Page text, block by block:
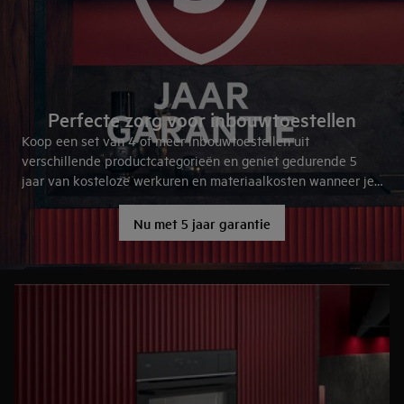
Perfecte zorg voor inbouwtoestellen
Koop een set van 4 of meer inbouwtoestellen uit
verschillende productcategorieën en geniet gedurende 5
jaar van kosteloze werkuren en materiaalkosten wanneer je
Nu met 5 jaar garantie